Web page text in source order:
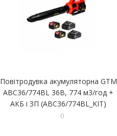
Повітродувка акумуляторна GTM
ABC36/774BL 36В, 774 м3/год +
АКБ і ЗП (ABC36/774BL_KIT)
0